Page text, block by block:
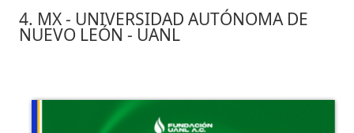
4. MX - UNIVERSIDAD AUTÓNOMA DE
NUEVO LEÓN - UANL